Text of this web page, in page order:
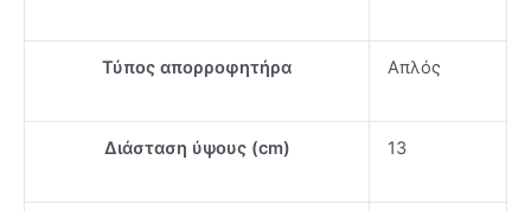
Τύπος απορροφητήρα Απλός
Διάσταση ύψους (cm) 13